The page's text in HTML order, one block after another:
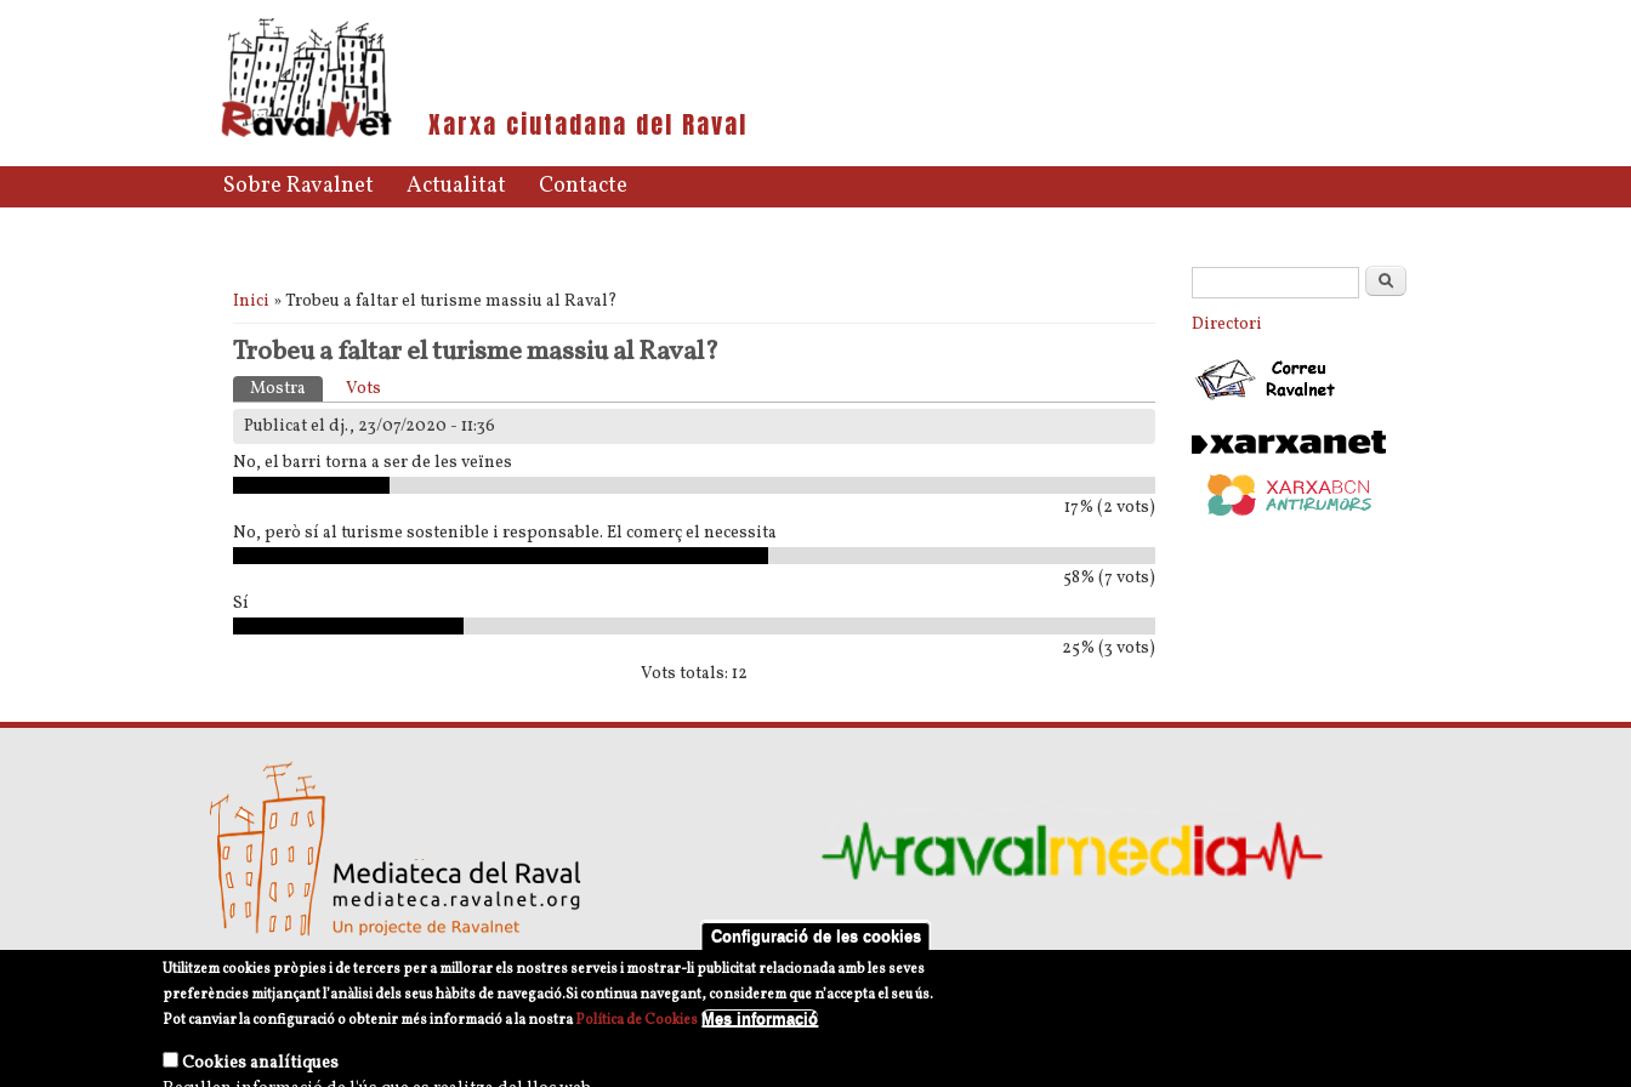
Xarxa ciutadana del Raval
Sobre Ravalnet Actualitat Contacte
Esteu aquí
Inici » Trobeu a faltar el turisme massiu al Raval?
Trobeu a faltar el turisme massiu al Raval?
Pestanyes primàries
Mostra (pestanya activa)
Vots
Publicat el dj., 23/07/2020 - 11:36
No, el barri torna a ser de les veïnes
17% (2 vots)
No, però sí al turisme sostenible i responsable. El comerç el necessita
58% (7 vots)
Sí
25% (3 vots)
Vots totals: 12
Formulari de cerca
Directori
Avís legal Política de privacitat i normes d'ús Política de privacitat Xarxes Socials
Configuració de les cookies
Utilitzem cookies pròpies i de tercers per a millorar els nostres serveis i mostrar-li publicitat relacionada amb les seves
preferències mitjançant l’anàlisi dels seus hàbits de navegació.Si continua navegant, considerem que n’accepta el seu ús.
Pot canviar la configuració o obtenir més informació a la nostraPolítica de Cookies Mes informació
Cookies analítiques